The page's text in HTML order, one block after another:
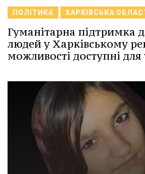
ПОЛІТИКА ХАРКІВСЬКА
Гуманітарна підтримка
людей у Харківському
можливості доступні для